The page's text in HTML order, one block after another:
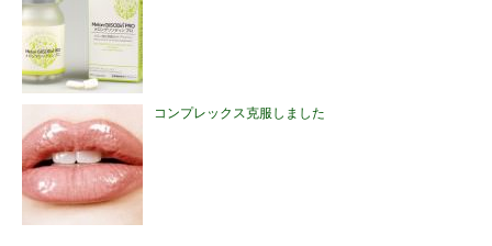
コンプレックス克服しました